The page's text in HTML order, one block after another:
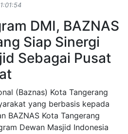
DMI, BAZNAS
Siap Sinergi
Sebagai Pusat
(Baznas) Kota Tangerang
yang berbasis kepada
BAZNAS Kota Tangerang
Dewan Masjid Indonesia